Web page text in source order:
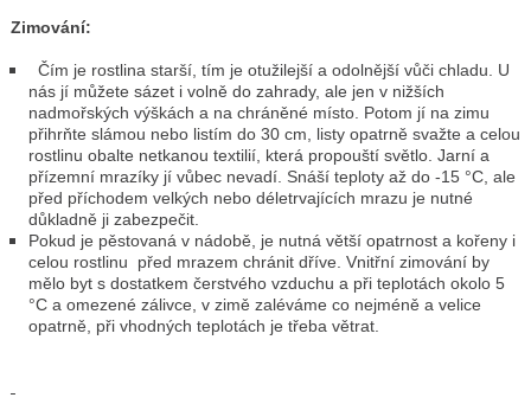
Zimování:
Čím je rostlina starší, tím je otužilejší a odolnější vůči chladu. U
nás jí můžete sázet i volně do zahrady, ale jen v nižších
nadmořských výškách a na chráněné místo. Potom jí na zimu
přihrňte slámou nebo listím do 30 cm, listy opatrně svažte a celou
rostlinu obalte netkanou textilií, která propouští světlo. Jarní a
přízemní mrazíky jí vůbec nevadí. Snáší teploty až do -15 °C, ale
před příchodem velkých nebo déletrvajících mrazu je nutné
důkladně ji zabezpečit.
Pokud je pěstovaná v nádobě, je nutná větší opatrnost a kořeny i
celou rostlinu před mrazem chránit dříve. Vnitřní zimování by
mělo byt s dostatkem čerstvého vzduchu a při teplotách okolo 5
°C a omezené zálivce, v zimě zaléváme co nejméně a velice
opatrně, při vhodných teplotách je třeba větrat.